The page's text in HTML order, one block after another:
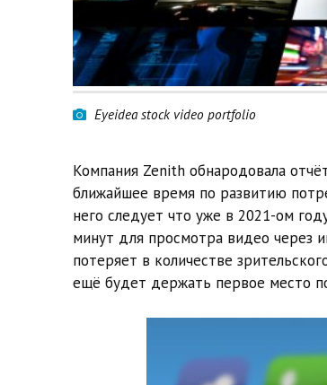
Eyeidea stock video portfolio
Компания Zenith обнародовала
ближайшее время по развитию
него следует что уже в 2021-ом
минут для просмотра видео через
потеряет в количестве
ещё будет держать первое место